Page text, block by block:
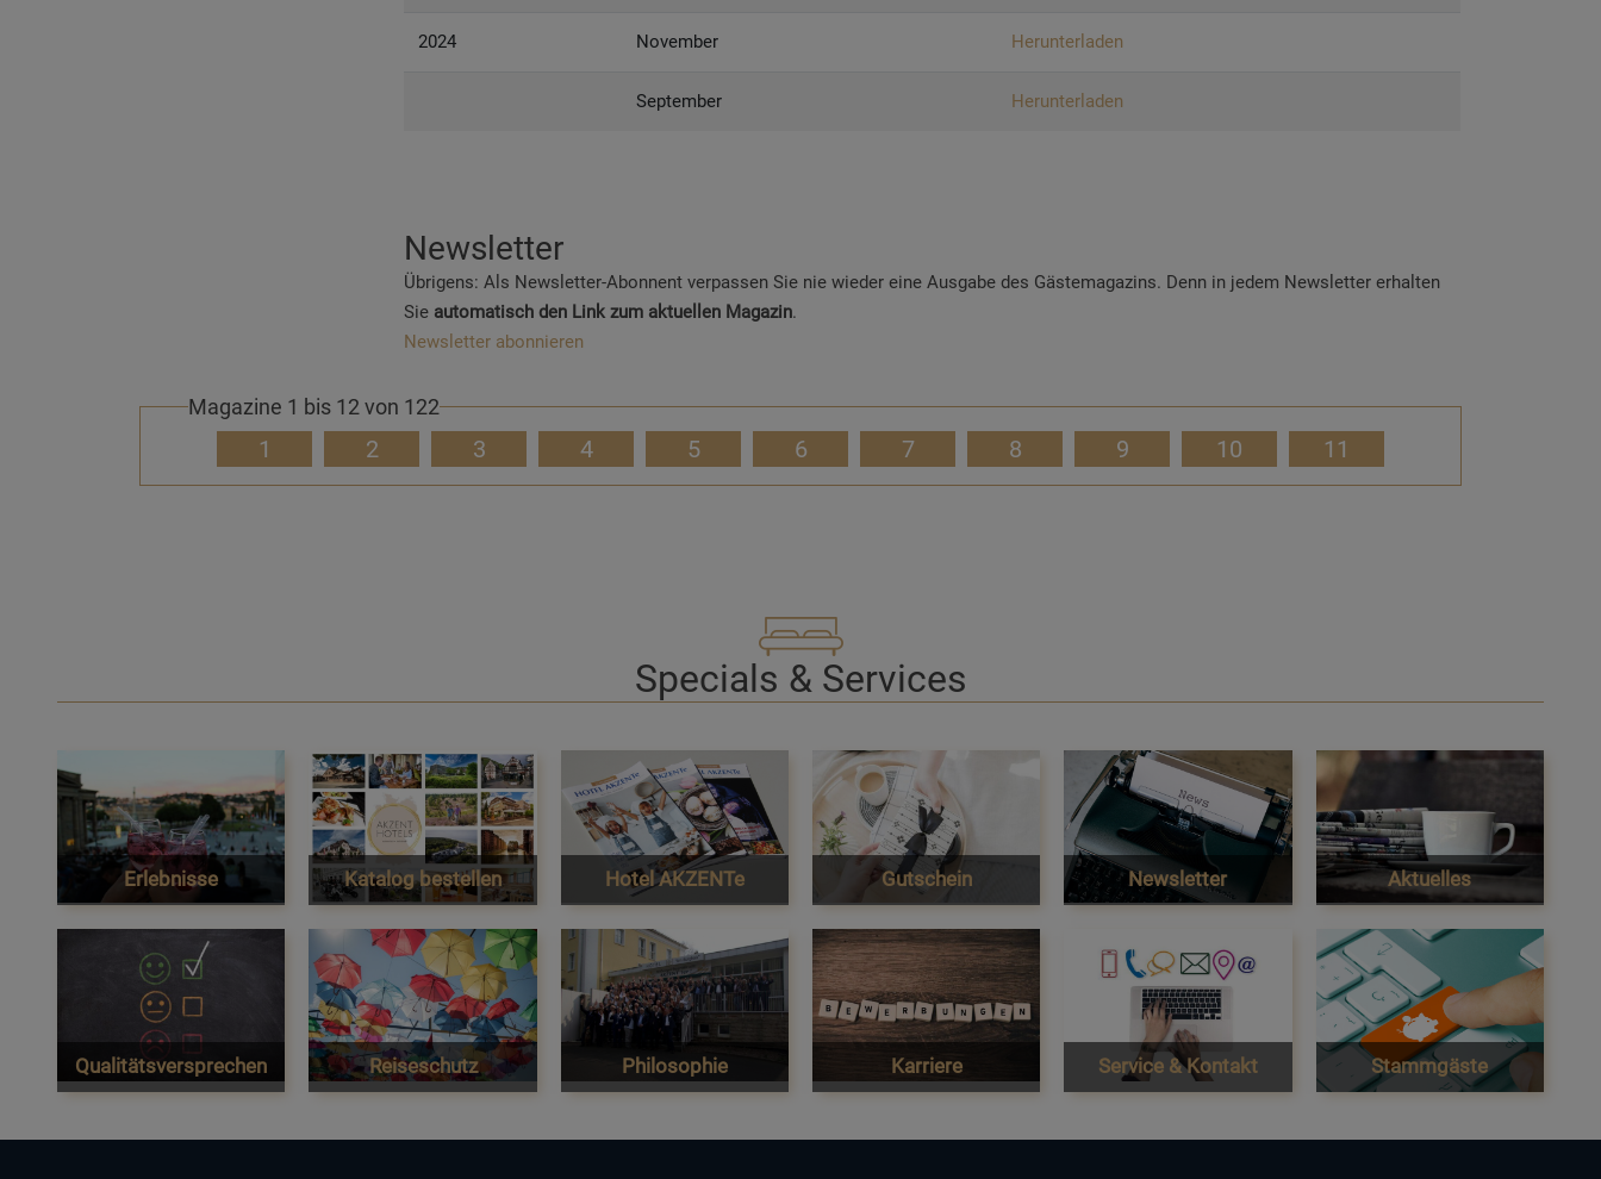
2024 November Herunterladen
September Herunterladen
Newsletter
Übrigens: Als Newsletter-Abonnent verpassen Sie nie wieder eine Ausgabe des Gästemagazins. Denn in jedem Newsletter erhalten
Sie automatisch den Link zum aktuellen Magazin.
Newsletter abonnieren
Magazine 1 bis 12 von 122
1 2 3 4 5 6 7 8 9 10 11
Specials & Services
Erlebnisse Katalog bestellen Hotel AKZENTe Gutschein Newsletter Aktuelles
Qualitätsversprechen Reiseschutz Philosophie Karriere Service & Kontakt Stammgäste